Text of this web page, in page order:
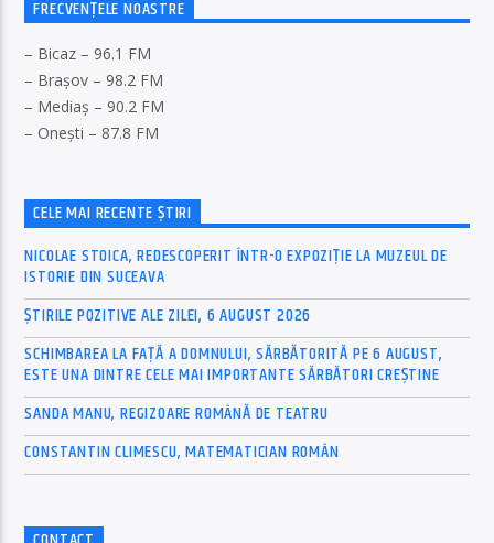
FRECVENȚELE NOASTRE
– Bicaz – 96.1 FM
– Brașov – 98.2 FM
– Mediaș – 90.2 FM
– Onești – 87.8 FM
CELE MAI RECENTE ȘTIRI
NICOLAE STOICA, REDESCOPERIT ÎNTR-O EXPOZIȚIE LA MUZEUL DE
ISTORIE DIN SUCEAVA
ȘTIRILE POZITIVE ALE ZILEI, 6 AUGUST 2026
SCHIMBAREA LA FAȚĂ A DOMNULUI, SĂRBĂTORITĂ PE 6 AUGUST,
ESTE UNA DINTRE CELE MAI IMPORTANTE SĂRBĂTORI CREȘTINE
SANDA MANU, REGIZOARE ROMÂNĂ DE TEATRU
CONSTANTIN CLIMESCU, MATEMATICIAN ROMÂN